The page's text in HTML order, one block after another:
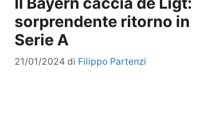
sorprendente ritorno in
Serie A
21/01/2024 di Filippo Partenzi